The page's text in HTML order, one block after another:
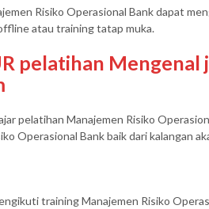
Risiko Operasional Bank dapat
atau training tatap muka.
pelatihan
pelatihan Manajemen Risiko
Operasional Bank baik dari kalangan
training Manajemen Risiko